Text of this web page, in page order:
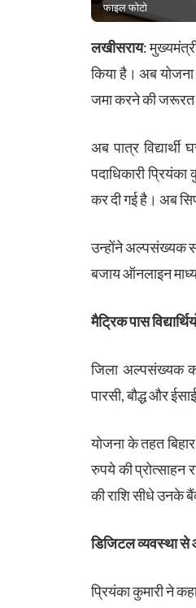
फाइल फोटो
लखीसराय:
किया है। अब
जमा करने की जरूरत
अब पात्र
पदाधिकारी
कर दी गई है। अब
उन्होंने अल्पसंख्यक
बजाय ऑनलाइन
मैट्रिक पास
जिला अल्पसंख्यक
पारसी, बौद्ध और
योजना के तहत बिहार
रुपये की प्रोत्साहन
की राशि सीधे उनके
डिजिटल व्यवस्था से
प्रियंका कुमारी ने